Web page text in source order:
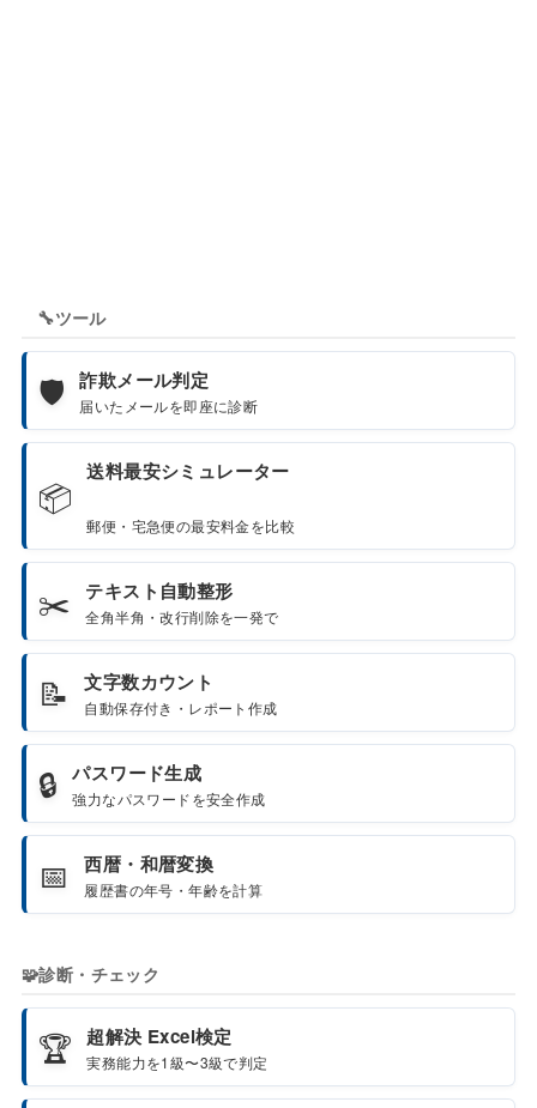
🔧ツール
🛡️ 詐欺メール判定
届いたメールを即座に診断
📦
送料最安シミュレーター
郵便・宅急便の最安料金を比較
✂️ テキスト自動整形
全角半角・改行削除を一発で
📝 文字数カウント
自動保存付き・レポート作成
🔒 パスワード生成
強力なパスワードを安全作成
📅 西暦・和暦変換
履歴書の年号・年齢を計算
🧩診断・チェック
🏆 超解決 Excel検定
実務能力を1級〜3級で判定